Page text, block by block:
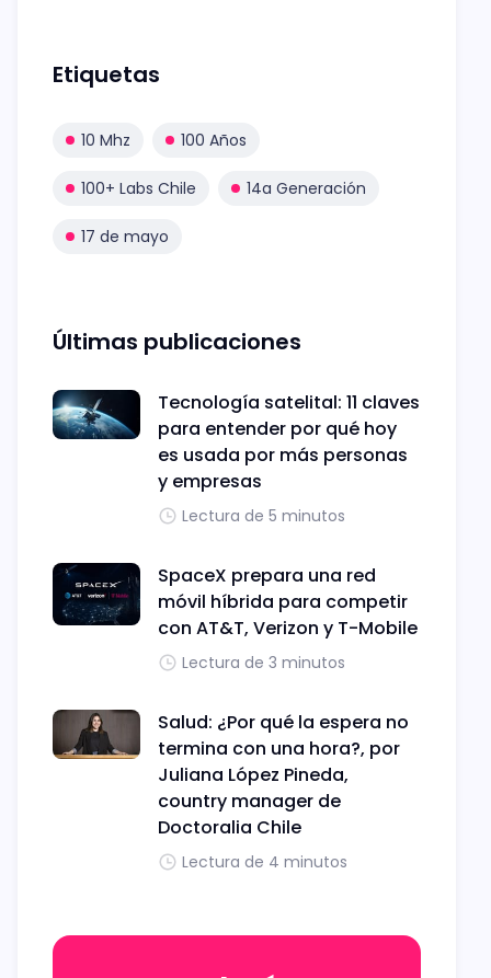
Etiquetas
10 Mhz 100 Años
100+ Labs Chile 14a Generación
17 de mayo
Últimas publicaciones
Tecnología satelital: 11 claves
para entender por qué hoy
es usada por más personas
y empresas
Lectura de 5 minutos
SpaceX prepara una red
móvil híbrida para competir
con AT&T, Verizon y T-Mobile
Lectura de 3 minutos
Salud: ¿Por qué la espera no
termina con una hora?, por
Juliana López Pineda,
country manager de
Doctoralia Chile
Lectura de 4 minutos